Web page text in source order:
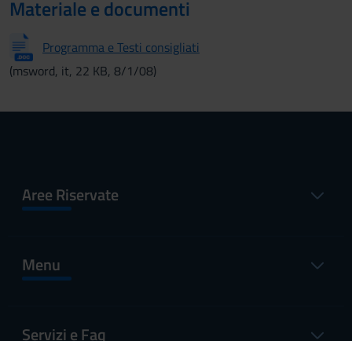
Materiale e documenti
Programma e Testi consigliati
(msword, it, 22 KB, 8/1/08)
Aree Riservate
Menu
Servizi e Faq